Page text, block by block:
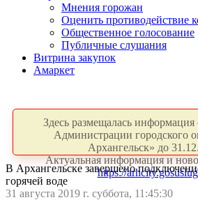
Мнения горожан
Оценить противодействие
Общественное голосование
Публичные слушания
Витрина закупок
Амаркет
Здесь размещалась информация
Администрации городского
Архангельск» до
Актуальная информация и
https://
В Архангельске завершено
горячей воде
31 августа 2019 г. суббота, 11:45:30